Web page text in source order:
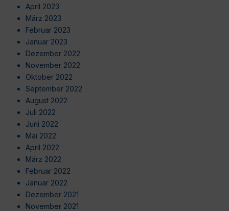
April 2023
März 2023
Februar 2023
Januar 2023
Dezember 2022
November 2022
Oktober 2022
September 2022
August 2022
Juli 2022
Juni 2022
Mai 2022
April 2022
März 2022
Februar 2022
Januar 2022
Dezember 2021
November 2021